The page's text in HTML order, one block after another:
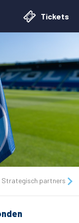
Tickets
Strategisch partners